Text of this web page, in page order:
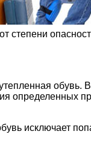
степени
обувь.
определенных
исключает